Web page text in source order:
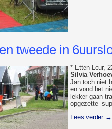
tweede in
* Etten-Leur,
Silvia
Jan toch niet
en vond het
lekker gaan
opgezette
Lees verder →